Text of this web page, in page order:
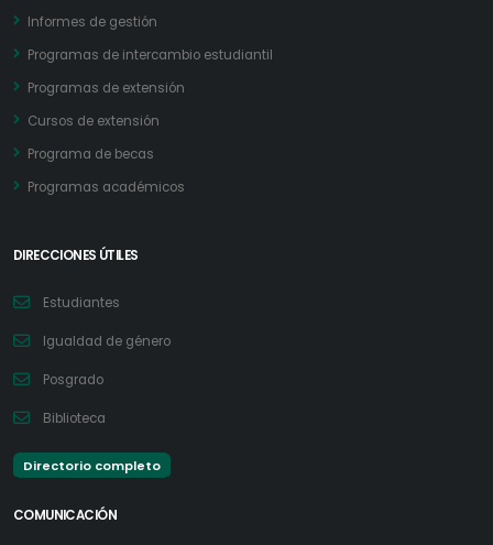
Informes de gestión
Programas de intercambio estudiantil
Programas de extensión
Cursos de extensión
Programa de becas
Programas académicos
DIRECCIONES ÚTILES
Estudiantes
Igualdad de género
Posgrado
Biblioteca
Directorio completo
COMUNICACIÓN